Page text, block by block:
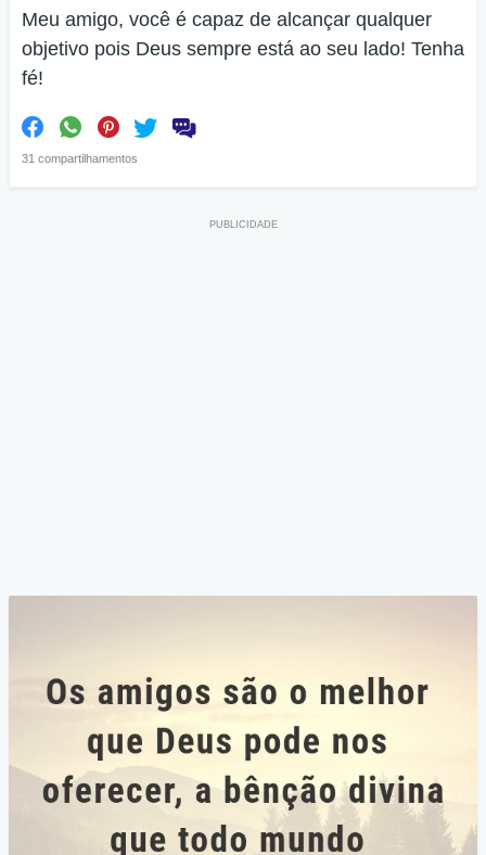
Meu amigo, você é capaz de alcançar qualquer
objetivo pois Deus sempre está ao seu lado! Tenha
fé!
31 compartilhamentos